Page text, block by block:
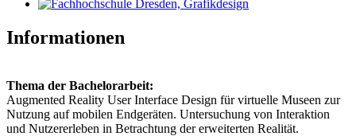
Informationen
Thema der Bachelorarbeit:
Augmented Reality User Interface Design für virtuelle Museen zur
Nutzung auf mobilen Endgeräten. Untersuchung von Interaktion
und Nutzererleben in Betrachtung der erweiterten Realität.